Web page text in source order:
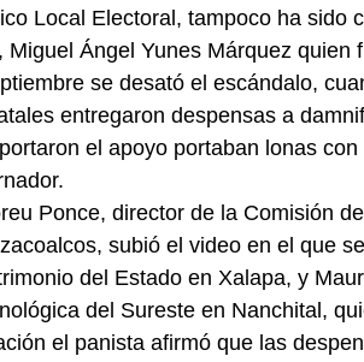
Local Electoral, tampoco ha sido
Miguel Ángel Yunes Márquez quien
se desató el escándalo,
entregaron despensas a
el apoyo portaban lonas
Ponce, director de la Comisión
subió el video en el que
del Estado en Xalapa, y
del Sureste en Nanchital,
el panista afirmó que las